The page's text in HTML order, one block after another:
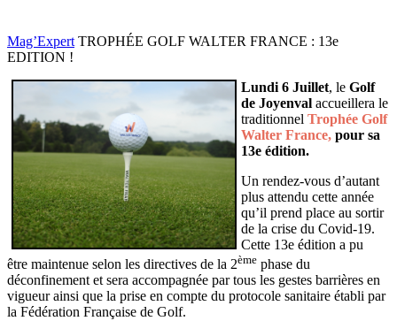
Mag’Expert TROPHÉE GOLF WALTER FRANCE : 13e
EDITION !
Lundi 6 Juillet, le Golf
de Joyenval accueillera le
traditionnel Trophée Golf
Walter France, pour sa
13e édition.
Un rendez-vous d’autant
plus attendu cette année
qu’il prend place au sortir
de la crise du Covid-19.
Cette 13e édition a pu
être maintenue selon les directives de la 2ème phase du
déconfinement et sera accompagnée par tous les gestes barrières en
vigueur ainsi que la prise en compte du protocole sanitaire établi par
la Fédération Française de Golf.